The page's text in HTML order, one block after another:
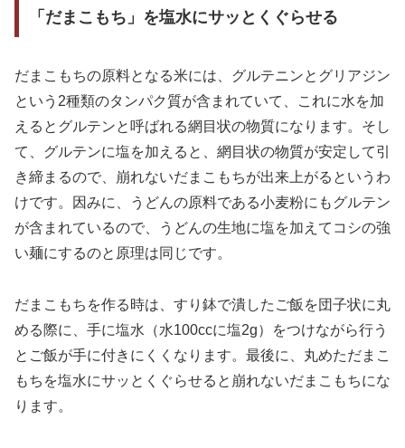
「だまこもち」を塩水にサッとくぐらせる
だまこもちの原料となる米には、グルテニンとグリアジン
という2種類のタンパク質が含まれていて、これに水を加
えるとグルテンと呼ばれる網目状の物質になります。そし
て、グルテンに塩を加えると、網目状の物質が安定して引
き締まるので、崩れないだまこもちが出来上がるというわ
けです。因みに、うどんの原料である小麦粉にもグルテン
が含まれているので、うどんの生地に塩を加えてコシの強
い麺にするのと原理は同じです。
だまこもちを作る時は、すり鉢で潰したご飯を団子状に丸
める際に、手に塩水（水100ccに塩2g）をつけながら行う
とご飯が手に付きにくくなります。最後に、丸めただまこ
もちを塩水にサッとくぐらせると崩れないだまこもちにな
ります。